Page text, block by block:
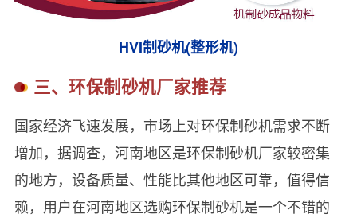
HVI制砂机(整形机)
三、环保制砂机厂家推荐
国家经济飞速发展，市场上对环保制砂机需求不断
增加，据调查，河南地区是环保制砂机厂家较密集
的地方，设备质量、性能比其他地区可靠，值得信
赖，用户在河南地区选购环保制砂机是一个不错的